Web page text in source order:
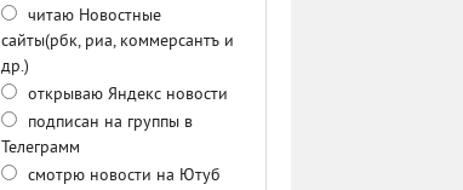
читаю Новостные
сайты(рбк, риа, коммерсантъ и
др.)
открываю Яндекс новости
подписан на группы в
Телеграмм
смотрю новости на Ютуб